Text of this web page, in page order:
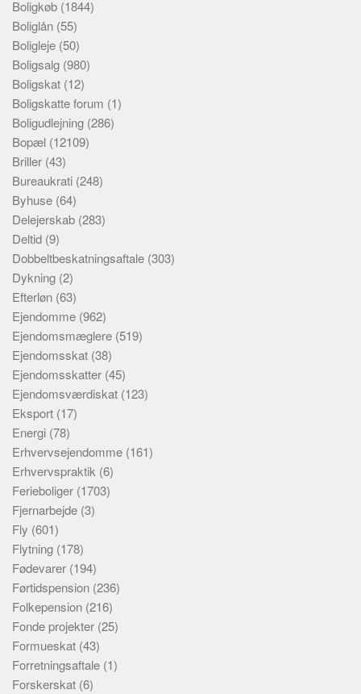
Boligkøb (1844)
Boliglån (55)
Boligleje (50)
Boligsalg (980)
Boligskat (12)
Boligskatte forum (1)
Boligudlejning (286)
Bopæl (12109)
Briller (43)
Bureaukrati (248)
Byhuse (64)
Delejerskab (283)
Deltid (9)
Dobbeltbeskatningsaftale (303)
Dykning (2)
Efterløn (63)
Ejendomme (962)
Ejendomsmæglere (519)
Ejendomsskat (38)
Ejendomsskatter (45)
Ejendomsværdiskat (123)
Eksport (17)
Energi (78)
Erhvervsejendomme (161)
Erhvervspraktik (6)
Ferieboliger (1703)
Fjernarbejde (3)
Fly (601)
Flytning (178)
Fødevarer (194)
Førtidspension (236)
Folkepension (216)
Fonde projekter (25)
Formueskat (43)
Forretningsaftale (1)
Forskerskat (6)